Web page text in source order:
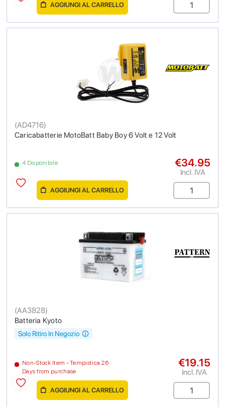
AGGIUNGI AL CARRELLO
Caricabatterie MotoBatt Baby Boy 6 Volt e 12 Volt
(AD4716)
4 Disponibile €34.95
Incl. IVA
AGGIUNGI AL CARRELLO
Batteria Kyoto
(AA3828)
Non-Stock Item - Tempistica 26
Days from purchase
Solo Ritiro In Negozio
€19.15
Incl. IVA
AGGIUNGI AL CARRELLO